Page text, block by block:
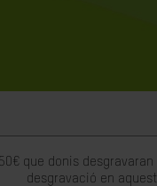
que donis desgravaran
desgravació en